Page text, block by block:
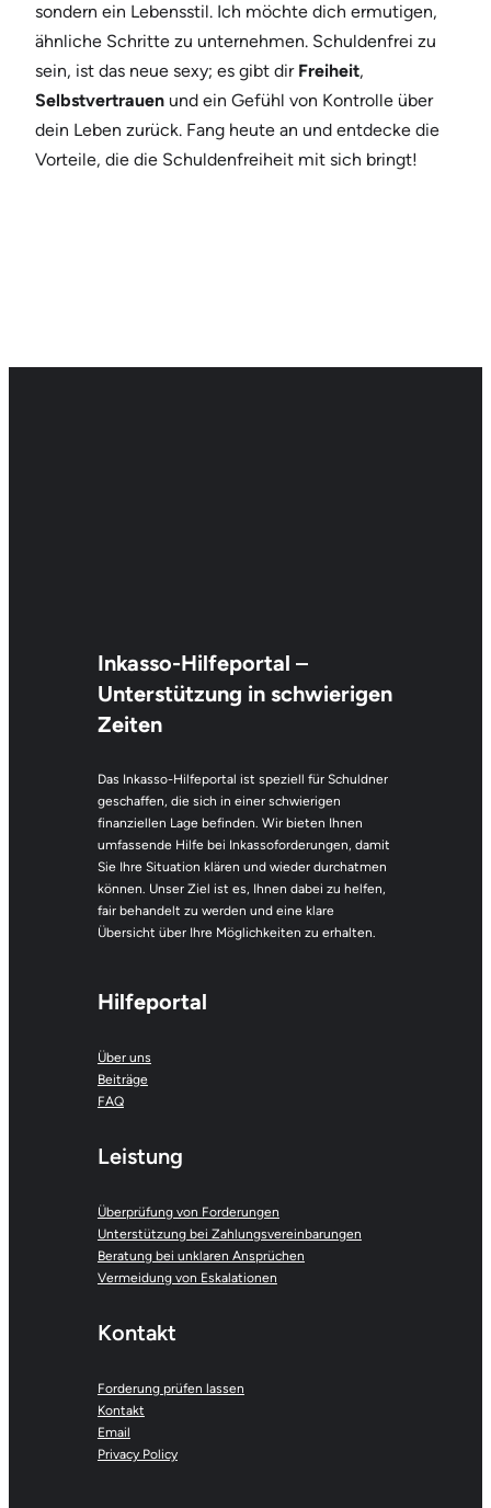
sondern ein Lebensstil. Ich möchte dich ermutigen,
ähnliche Schritte zu unternehmen. Schuldenfrei zu
sein, ist das neue sexy; es gibt dir Freiheit,
Selbstvertrauen und ein Gefühl von Kontrolle über
dein Leben zurück. Fang heute an und entdecke die
Vorteile, die die Schuldenfreiheit mit sich bringt!
Inkasso-Hilfeportal –
Unterstützung in schwierigen
Zeiten
Das Inkasso-Hilfeportal ist speziell für Schuldner
geschaffen, die sich in einer schwierigen
finanziellen Lage befinden. Wir bieten Ihnen
umfassende Hilfe bei Inkassoforderungen, damit
Sie Ihre Situation klären und wieder durchatmen
können. Unser Ziel ist es, Ihnen dabei zu helfen,
fair behandelt zu werden und eine klare
Übersicht über Ihre Möglichkeiten zu erhalten.
Hilfeportal
Über uns
Beiträge
FAQ
Leistung
Überprüfung von Forderungen
Unterstützung bei Zahlungsvereinbarungen
Beratung bei unklaren Ansprüchen
Vermeidung von Eskalationen
Kontakt
Forderung prüfen lassen
Kontakt
Email
Privacy Policy